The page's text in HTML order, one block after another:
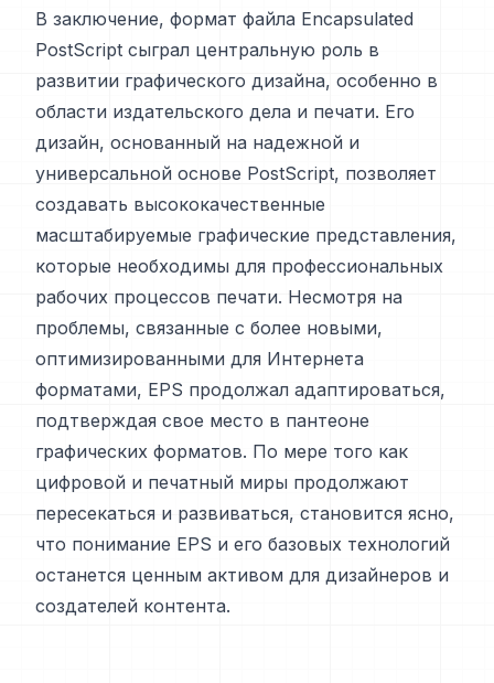
В заключение, формат файла Encapsulated
PostScript сыграл центральную роль в
развитии графического дизайна, особенно в
области издательского дела и печати. Его
дизайн, основанный на надежной и
универсальной основе PostScript, позволяет
создавать высококачественные
масштабируемые графические представления,
которые необходимы для профессиональных
рабочих процессов печати. Несмотря на
проблемы, связанные с более новыми,
оптимизированными для Интернета
форматами, EPS продолжал адаптироваться,
подтверждая свое место в пантеоне
графических форматов. По мере того как
цифровой и печатный миры продолжают
пересекаться и развиваться, становится ясно,
что понимание EPS и его базовых технологий
останется ценным активом для дизайнеров и
создателей контента.